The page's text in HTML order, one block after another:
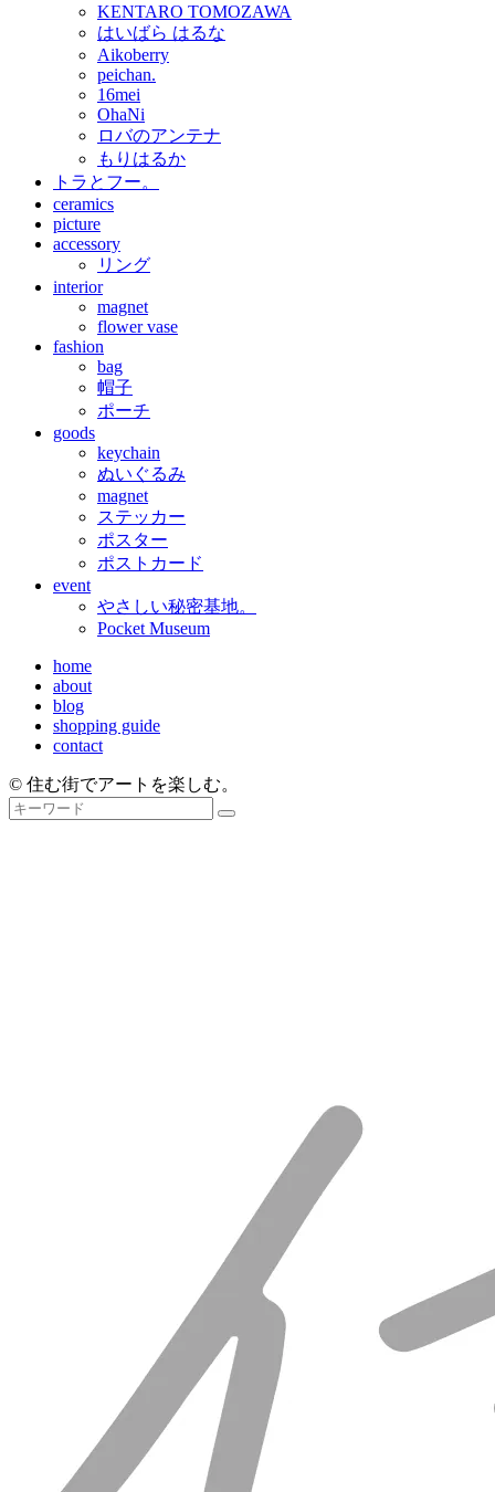
KENTARO TOMOZAWA
はいばら はるな
Aikoberry
peichan.
16mei
OhaNi
ロバのアンテナ
もりはるか
トラとフー。
ceramics
picture
accessory
リング
interior
magnet
flower vase
fashion
bag
帽子
ポーチ
goods
keychain
ぬいぐるみ
magnet
ステッカー
ポスター
ポストカード
event
やさしい秘密基地。
Pocket Museum
home
about
blog
shopping guide
contact
© 住む街でアートを楽しむ。